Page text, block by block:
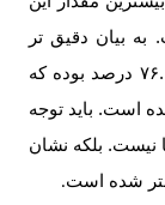
است. به بیان دقیق تر
تورم پیشران این گروه در بازه زمانی مدنظر ۷۶.۱ درصد بوده که
کمتر شده است. باید توجه
بلکه نشان
شده است.